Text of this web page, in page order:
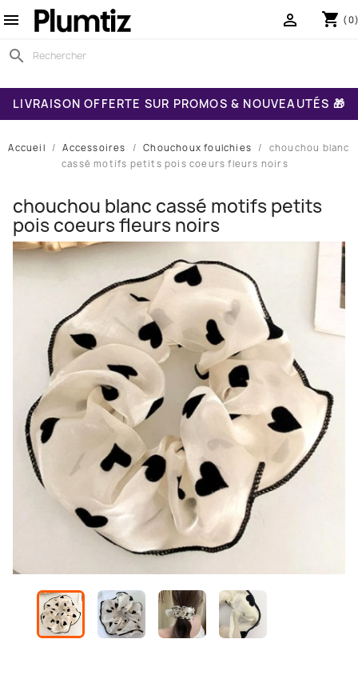
 shopping_cart

search
LIVRAISON OFFERTE SUR PROMOS & NOUVEAUTÉS 🎁
Accueil Accessoires Chouchoux foulchies
chouchou blanc
cassé motifs petits pois coeurs fleurs noirs
chouchou blanc cassé motifs petits
pois coeurs fleurs noirs